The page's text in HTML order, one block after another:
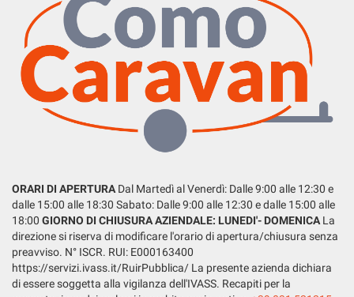
ORARI DI APERTURA Dal Martedì al Venerdì: Dalle 9:00 alle 12:30 e
dalle 15:00 alle 18:30 Sabato: Dalle 9:00 alle 12:30 e dalle 15:00 alle
18:00 GIORNO DI CHIUSURA AZIENDALE: LUNEDI'- DOMENICA La
direzione si riserva di modificare l'orario di apertura/chiusura senza
preavviso. N° ISCR. RUI: E000163400
https://servizi.ivass.it/RuirPubblica/ La presente azienda dichiara
di essere soggetta alla vigilanza dell'IVASS. Recapiti per la
Cookie necessari
Cookie delle preferenze
Cookie per il miglioramento dell'esperienza utente
Cookie analitici
Cookie di marketing
Leggi